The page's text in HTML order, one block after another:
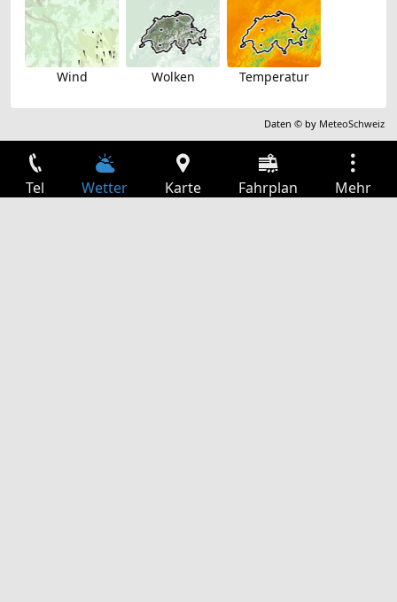
Wind Wolken Temperatur
Daten © by MeteoSchweiz
Tel Wetter Karte Fahrplan Mehr